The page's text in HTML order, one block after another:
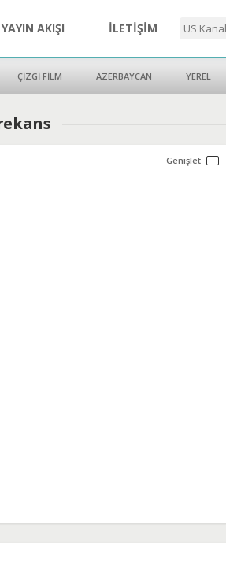
YAYIN AKIŞI İLETİŞİM
ÇİZGİ FİLM AZERBAYCAN YEREL